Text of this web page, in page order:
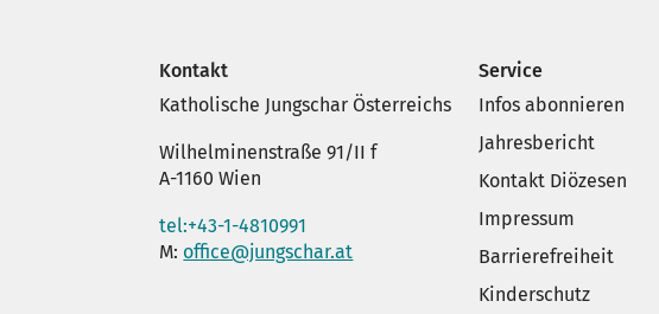
Kontakt
Katholische Jungschar Österreichs
Wilhelminenstraße 91/II f
A-1160 Wien
tel:+43-1-4810991
M: office@jungschar.at
Service
Infos abonnieren
Jahresbericht
Kontakt Diözesen
Impressum
Barrierefreiheit
Kinderschutz